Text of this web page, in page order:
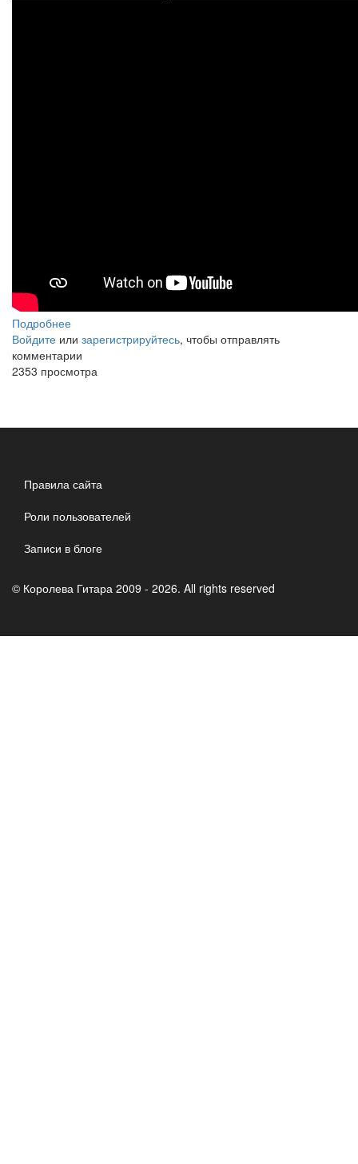
Подробнее
М.
ДЖЕКСОН
"БИЛЛИ
Войдите или зарегистрируйтесь, чтобы отправлять
комментарии
2353 просмотра
Правила сайта
Роли пользователей
Записи в блоге
© Королева Гитара 2009 - 2026. All rights reserved